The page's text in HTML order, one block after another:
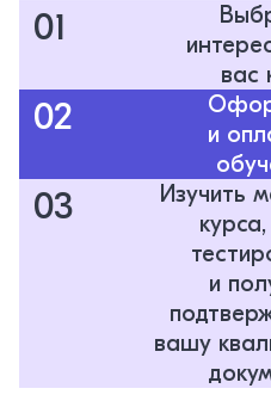
01
вас
02
и
03
Изучить
и
вашу